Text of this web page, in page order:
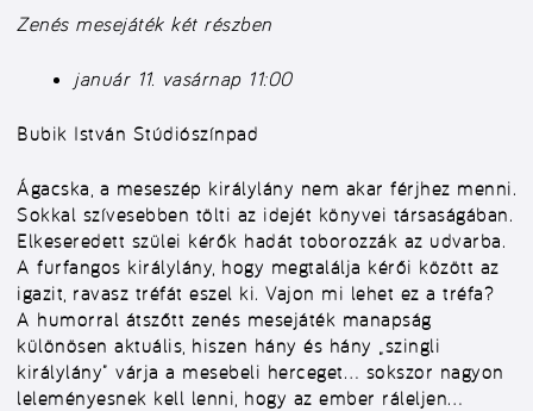
Zenés mesejáték két részben
január 11. vasárnap 11:00
Bubik István Stúdiószínpad
Ágacska, a meseszép királylány nem akar férjhez menni.
Sokkal szívesebben tölti az idejét könyvei társaságában.
Elkeseredett szülei kérők hadát toborozzák az udvarba.
A furfangos királylány, hogy megtalálja kérői között az
igazit, ravasz tréfát eszel ki. Vajon mi lehet ez a tréfa?
A humorral átszőtt zenés mesejáték manapság
különösen aktuális, hiszen hány és hány „szingli
királylány” várja a mesebeli herceget… sokszor nagyon
leleményesnek kell lenni, hogy az ember ráleljen…